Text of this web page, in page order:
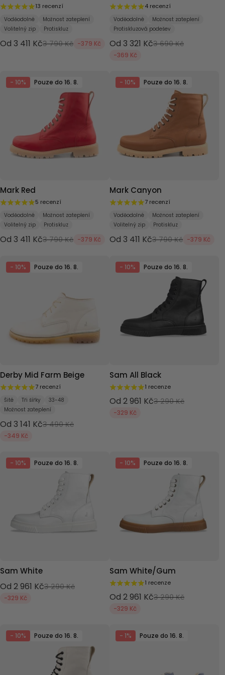
13 recenzí
Voděodolné
Možnost zateplení
Volitelný zip
Protiskluz
Od 3 411 Kč3 790 Kč -379 Kč
4 recenzí
Voděodolné
Možnost zateplení
Protiskluzová podešev
Od 3 321 Kč3 690 Kč
-369 Kč
- 10% Pouze do 16. 8.
Mark Red
5 recenzí
Voděodolné
Možnost zateplení
Volitelný zip
Protiskluz
Od 3 411 Kč3 790 Kč -379 Kč
- 10% Pouze do 16. 8.
Mark Canyon
7 recenzí
Voděodolné
Možnost zateplení
Volitelný zip
Protiskluz
Od 3 411 Kč3 790 Kč -379 Kč
- 10% Pouze do 16. 8.
Derby Mid Farm Beige
7 recenzí
Šité Tři šířky
33-48
Možnost zateplení
Od 3 141 Kč3 490 Kč
-349 Kč
- 10% Pouze do 16. 8.
Sam All Black
1 recenze
Od 2 961 Kč3 290 Kč
-329 Kč
- 10% Pouze do 16. 8.
Sam White
Od 2 961 Kč3 290 Kč
-329 Kč
- 10% Pouze do 16. 8.
Sam White/Gum
1 recenze
Od 2 961 Kč3 290 Kč
-329 Kč
- 10% Pouze do 16. 8. - 1% Pouze do 16. 8.